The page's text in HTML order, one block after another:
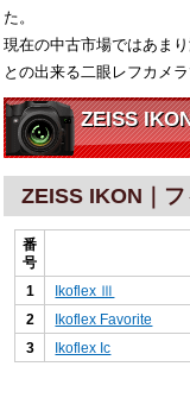
た。
現在の中古市場ではあま
との出来る二眼レフカメラ
ZEISS
ZEISS IKON｜
番
号
1 Ikoflex Ⅲ
2
Ikoflex Favorite
3
Ikoflex Ic